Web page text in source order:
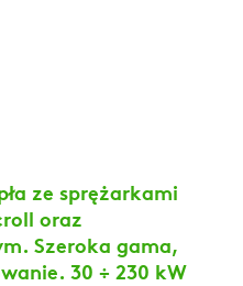
ze sprężarkami
oraz
Szeroka gama,
30 ÷ 230 kW